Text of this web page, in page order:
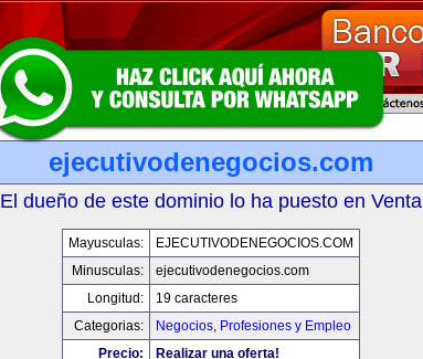
ejecutivodenegocios.com
El dueño de este dominio lo ha puesto en Venta
Mayusculas:
EJECUTIVODENEGOCIOS.COM
Minusculas:
ejecutivodenegocios.com
Longitud:
19 caracteres
Categorias:
Negocios, Profesiones y Empleo
Precio:
Realizar una oferta!